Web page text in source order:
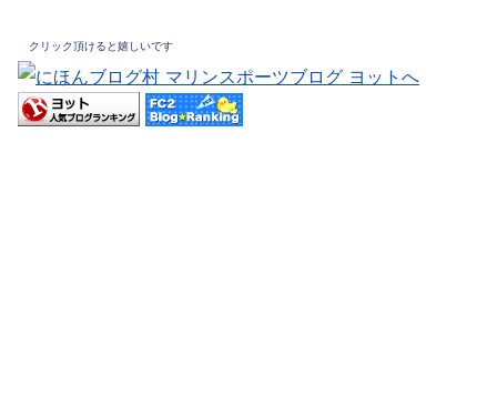
クリック頂けると嬉しいです